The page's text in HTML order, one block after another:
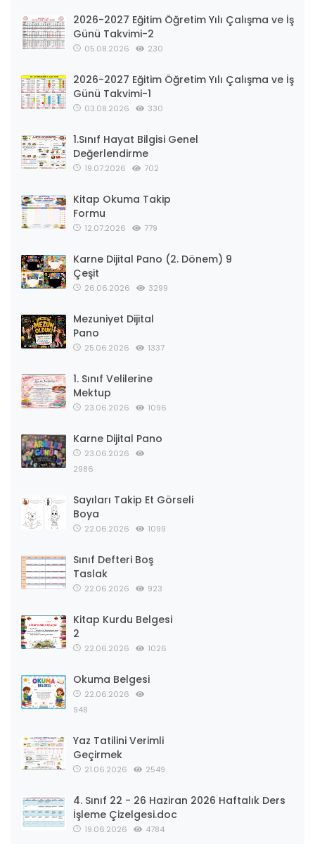
2026-2027 Eğitim Öğretim Yılı Çalışma ve İş
Günü Takvimi-2
05.08.2026 230
2026-2027 Eğitim Öğretim Yılı Çalışma ve İş
Günü Takvimi-1
03.08.2026 330
1.Sınıf Hayat Bilgisi Genel
Değerlendirme
19.07.2026 702
Kitap Okuma Takip
Formu
12.07.2026 779
Karne Dijital Pano (2. Dönem) 9
Çeşit
26.06.2026 3299
Mezuniyet Dijital
Pano
25.06.2026 1337
1. Sınıf Velilerine
Mektup
23.06.2026 1096
Karne Dijital Pano
23.06.2026
2986
Sayıları Takip Et Görseli
Boya
22.06.2026 1099
Sınıf Defteri Boş
Taslak
22.06.2026 923
Kitap Kurdu Belgesi
2
22.06.2026 1026
Okuma Belgesi
22.06.2026
948
Yaz Tatilini Verimli
Geçirmek
21.06.2026 2549
4. Sınıf 22 - 26 Haziran 2026 Haftalık Ders
İşleme Çizelgesi.doc
19.06.2026 4784